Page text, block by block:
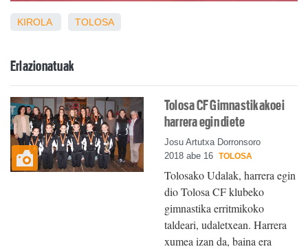
KIROLA TOLOSA
Erlazionatuak
Tolosa CF Gimnastikakoei
harrera egin diete
Josu Artutxa Dorronsoro
2018 abe 16 TOLOSA
Tolosako Udalak, harrera egin
dio Tolosa CF klubeko
gimnastika erritmikoko
taldeari, udaletxean. Harrera
xumea izan da, baina era